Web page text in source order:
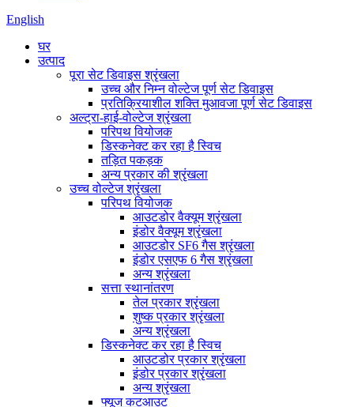
English
घर
उत्पाद
पूरा सेट डिवाइस श्रृंखला
उच्च और निम्न वोल्टेज पूर्ण सेट डिवाइस
प्रतिक्रियाशील शक्ति मुआवजा पूर्ण सेट डिवाइस
अल्ट्रा-हाई-वोल्टेज श्रृंखला
परिपथ वियोजक
डिस्कनेक्ट कर रहा है स्विच
तड़ित पकड़क
अन्य प्रकार की श्रृंखला
उच्च वोल्टेज श्रृंखला
परिपथ वियोजक
आउटडोर वैक्यूम श्रृंखला
इंडोर वैक्यूम श्रृंखला
आउटडोर SF6 गैस श्रृंखला
इंडोर एसएफ 6 गैस श्रृंखला
अन्य श्रृंखला
सत्ता स्थानांतरण
तेल प्रकार श्रृंखला
शुष्क प्रकार श्रृंखला
अन्य श्रृंखला
डिस्कनेक्ट कर रहा है स्विच
आउटडोर प्रकार श्रृंखला
इंडोर प्रकार श्रृंखला
अन्य श्रृंखला
फ्यूज कटआउट